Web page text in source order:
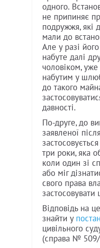
одного.
не припиняє
подружжя, які
мали до
Але у разі
набуте далі
чоловіком,
набутим у
до такого
давності.
По-друге, до
заявленої
три роки, яка
коли один зі
або міг
свого права
Відповідь на
знайти у
цивільного
(справа №